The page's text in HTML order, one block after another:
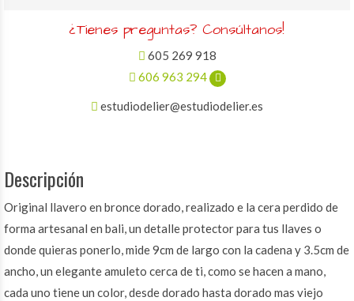
¿Tienes preguntas? Consúltanos!
605 269 918
606 963 294
estudiodelier@estudiodelier.es
Descripción
Original llavero en bronce dorado, realizado e la cera perdido de
forma artesanal en bali, un detalle protector para tus llaves o
donde quieras ponerlo, mide 9cm de largo con la cadena y 3.5cm de
ancho, un elegante amuleto cerca de ti, como se hacen a mano,
cada uno tiene un color, desde dorado hasta dorado mas viejo